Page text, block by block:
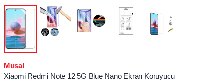
Musal
Xiaomi Redmi Note 12 5G Blue Nano Ekran Koruyucu